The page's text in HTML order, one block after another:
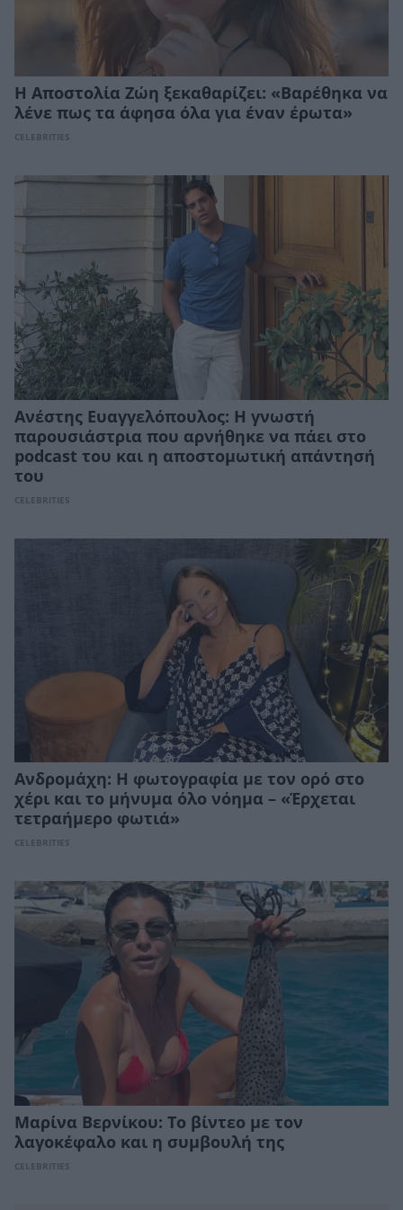
Η Αποστολία Ζώη ξεκαθαρίζει: «Βαρέθηκα να
λένε πως τα άφησα όλα για έναν έρωτα»
CELEBRITIES
Ανέστης Ευαγγελόπουλος: Η γνωστή
παρουσιάστρια που αρνήθηκε να πάει στο
podcast του και η αποστομωτική απάντησή
του
CELEBRITIES
Ανδρομάχη: Η φωτογραφία με τον ορό στο
χέρι και το μήνυμα όλο νόημα – «Έρχεται
τετραήμερο φωτιά»
CELEBRITIES
Μαρίνα Βερνίκου: Το βίντεο με τον
λαγοκέφαλο και η συμβουλή της
CELEBRITIES